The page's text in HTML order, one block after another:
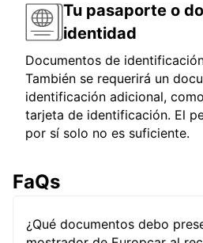
Tu pasaporte o
identidad
Documentos de
También se requerirá un
identificación adicional,
tarjeta de identificación. El
por sí solo no es suficiente.
FaQs
¿Qué documentos debo